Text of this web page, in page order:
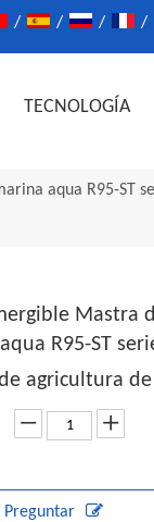
/ / / /
TECNOLOGÍA
aqua R95-ST
Mastra
R95-ST
agricultura
Preguntar